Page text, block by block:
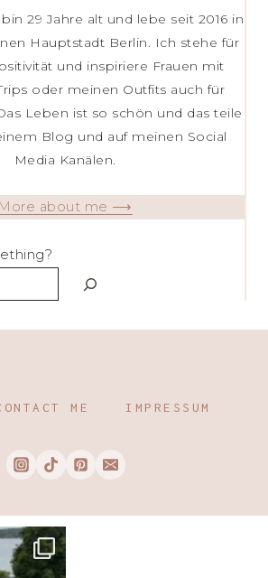
29 Jahre alt und lebe seit 2016 in
Hauptstadt Berlin. Ich stehe für
und inspiriere Frauen mit
oder meinen Outfits auch für
Leben ist so schön und das teile
Blog und auf meinen Social
Media Kanälen.
More about me ⟶
ME IMPRESSUM